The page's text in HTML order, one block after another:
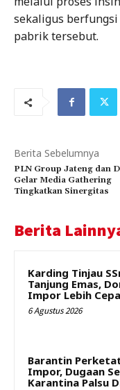
sekaligus
pabrik tersebut.
Berita Sebelumnya
PLN Group Jateng dan
Gelar Media Gathering
Tingkatkan Sinergitas
Berita
Karding Tinjau
Tanjung Emas,
Impor Lebih
6 Agustus 2026
Barantin
Impor, Dugaan
Karantina Palsu